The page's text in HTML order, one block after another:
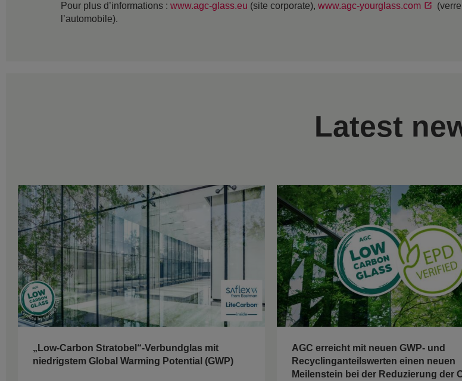
Pour plus d’informations : www.agc-glass.eu (site corporate), www.agc-yourglass.com
l’automobile).
Latest
„Low-Carbon Stratobel“-Verbundglas mit
niedrigstem Global Warming Potential (GWP)
AGC erreicht mit neuen GWP- und
Recyclinganteilswerten einen neuen
Meilenstein bei der Reduzierung der